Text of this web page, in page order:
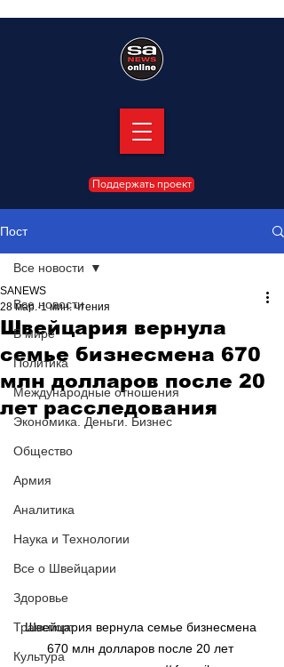
Поддержать проект
Пост
Все новости
В мире
Политика
Международные отношения
Экономика. Деньги. Бизнес
Общество
Армия
Аналитика
Наука и Технологии
Все о Швейцарии
Здоровье
Транспорт
Культура
Все новости
Швейцария вернула
семье бизнесмена 670
млн долларов после 20
лет расследования
SANEWS
28 мар. 1 мин. чтения
Швейцария вернула семье бизнесмена
670 млн долларов после 20 лет